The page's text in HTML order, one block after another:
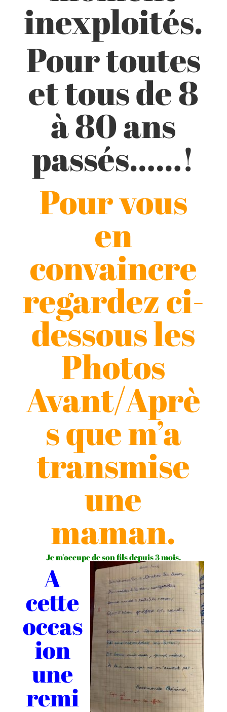
inexploités.
Pour toutes
et tous de 8
à 80 ans
passés……!
Pour vous
en
convaincre
regardez ci-
dessous les
Photos
Avant/Aprè
s que m’a
transmise
une
maman.
Je m’occupe de son fils depuis 3 mois.
A
cette
occas
ion
une
remi